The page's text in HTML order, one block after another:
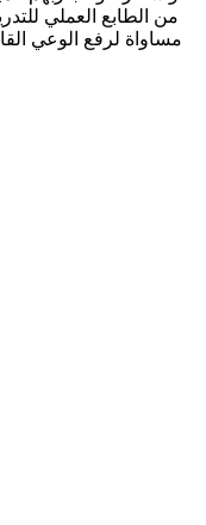
من الطابع العملي
مساواة لرفع الوعي